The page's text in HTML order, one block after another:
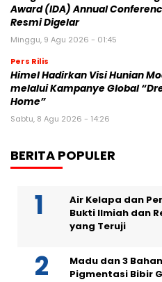
Award (IDA) Annual
Resmi Digelar
Minggu, 9 Agu 2026 - 01:45
Pers Rilis
Himel Hadirkan Visi Hunian
melalui Kampanye Global
Home”
Sabtu, 8 Agu 2026 - 14:26
BERITA POPULER
Air Kelapa dan
Bukti Ilmiah dan
yang Teruji
Madu dan 3
Pigmentasi Bibir